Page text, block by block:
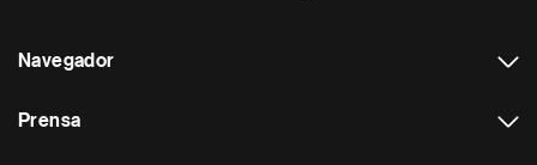
Navegador
Prensa